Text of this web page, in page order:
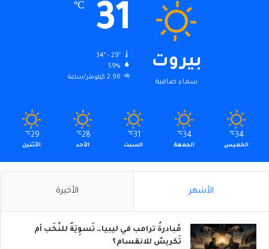
بيروت
سماء صافية
31
℃
34º - 29º
59%
2.96 كيلومتر/ساعة
34
℃
الخميس
34
℃
الجمعة
31
℃
السبت
28
℃
الأحد
29
℃
الأثنين
الأشهر الأخيرة
مُبادرةُ ترامب في ليبيا… تَسوِيَةٌ للنُخَب أم
تَكريسٌ للانقسام؟